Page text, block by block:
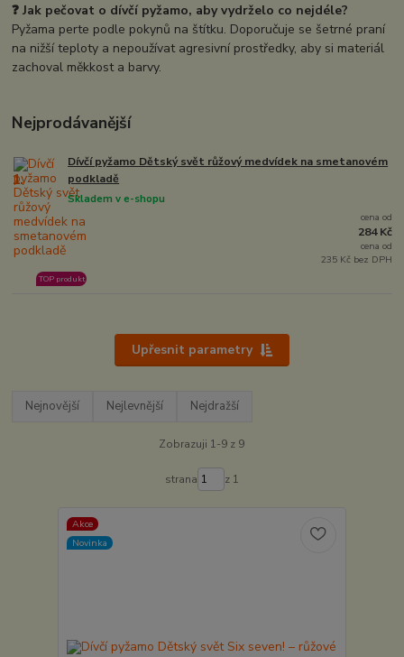
❓ Jak pečovat o dívčí pyžamo, aby vydrželo co nejdéle?
Pyžama perte podle pokynů na štítku. Doporučuje se šetrné praní
na nižší teploty a nepoužívat agresivní prostředky, aby si materiál
zachoval měkkost a barvy.
Nejprodávanější
1.
Dívčí pyžamo Dětský svět růžový medvídek na smetanovém
podkladě
Skladem v e-shopu
TOP produkt
cena od
284 Kč
cena od
235 Kč bez DPH
Upřesnit parametry
Nejnovější Nejlevnější Nejdražší
Zobrazuji 1-9 z 9
strana z 1
Akce
Novinka